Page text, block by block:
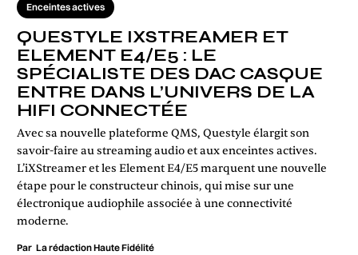
Enceintes actives
QUESTYLE IXSTREAMER ET
ELEMENT E4/E5 : LE
SPÉCIALISTE DES DAC CASQUE
ENTRE DANS L’UNIVERS DE LA
HIFI CONNECTÉE
Avec sa nouvelle plateforme QMS, Questyle élargit son
savoir-faire au streaming audio et aux enceintes actives.
L’iXStreamer et les Element E4/E5 marquent une nouvelle
étape pour le constructeur chinois, qui mise sur une
électronique audiophile associée à une connectivité
moderne.
Par La rédaction Haute Fidélité